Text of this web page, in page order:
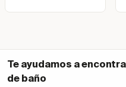
Te ayudamos a
de baño